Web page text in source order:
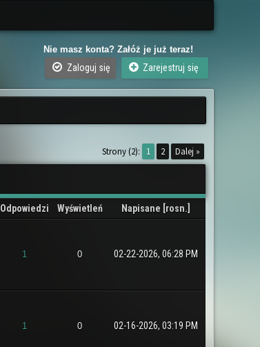
Nie masz konta? Załóż je już teraz!
Zaloguj się Zarejestruj się
Strony (2): 1 2 Dalej »
Odpowiedzi Wyświetleń Napisane rosn.
1 0 02-22-2026, 06:28 PM
1 0 02-16-2026, 03:19 PM